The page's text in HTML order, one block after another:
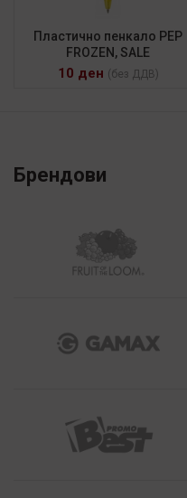
Пластично пенкало PEP
FROZEN, SALE
10 ден (без ДДВ)
Брендови